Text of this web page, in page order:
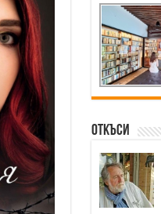
Откъси